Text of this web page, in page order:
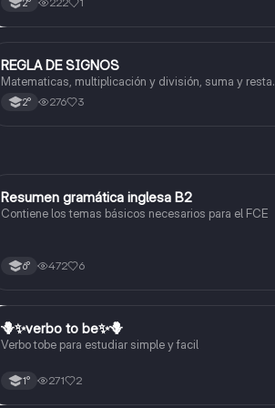
2°
Matemáticas
REGLA DE SIGNOS
Matematicas, multiplicación y división, suma y resta.
2° 276 3
Inglés
Resumen gramática inglesa B2
Contiene los temas básicos necesarios para el FCE
6° 472 6
Inglés
🪻✨️verbo to be✨️🪻
Verbo tobe para estudiar simple y facil
1° 271 2